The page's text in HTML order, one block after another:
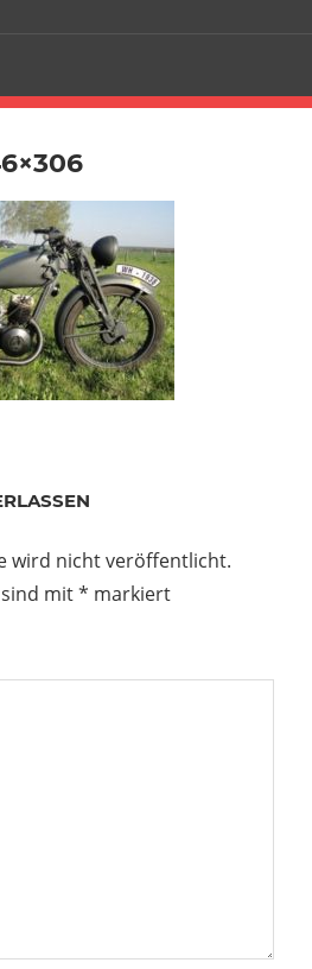
wird nicht veröffentlicht.
mit* markiert